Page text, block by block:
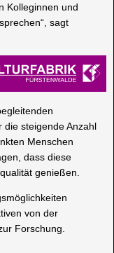
Kolleginnen und
sagt
die steigende Anzahl
Menschen
dass diese
genießen.
von der
Forschung.